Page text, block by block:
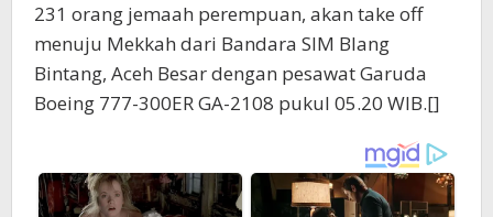
231 orang jemaah perempuan, akan take off
menuju Mekkah dari Bandara SIM Blang
Bintang, Aceh Besar dengan pesawat Garuda
Boeing 777-300ER GA-2108 pukul 05.20 WIB.[]